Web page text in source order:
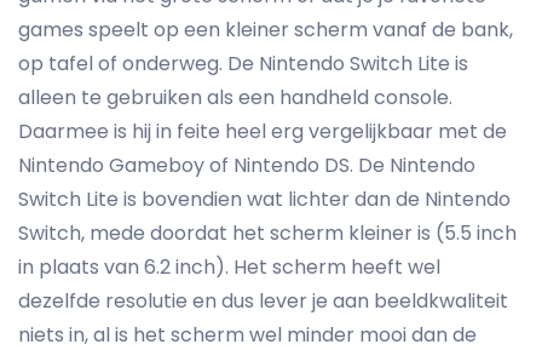
games speelt op een kleiner scherm vanaf de bank,
op tafel of onderweg. De Nintendo Switch Lite is
alleen te gebruiken als een handheld console.
Daarmee is hij in feite heel erg vergelijkbaar met de
Nintendo Gameboy of Nintendo DS. De Nintendo
Switch Lite is bovendien wat lichter dan de Nintendo
Switch, mede doordat het scherm kleiner is (5.5 inch
in plaats van 6.2 inch). Het scherm heeft wel
dezelfde resolutie en dus lever je aan beeldkwaliteit
niets in, al is het scherm wel minder mooi dan de